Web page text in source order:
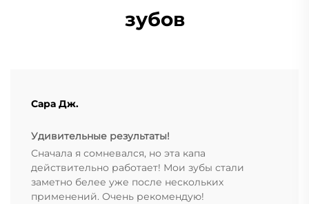
зубов
Сара Дж.
Удивительные результаты!
Сначала я сомневался, но эта капа
действительно работает! Мои зубы стали
заметно белее уже после нескольких
применений. Очень рекомендую!